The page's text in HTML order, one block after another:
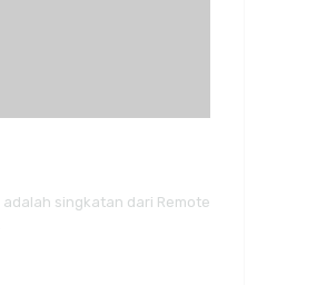
adalah singkatan dari Remote